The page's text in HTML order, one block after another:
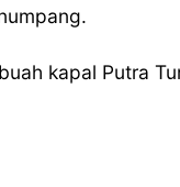
kapal Putra